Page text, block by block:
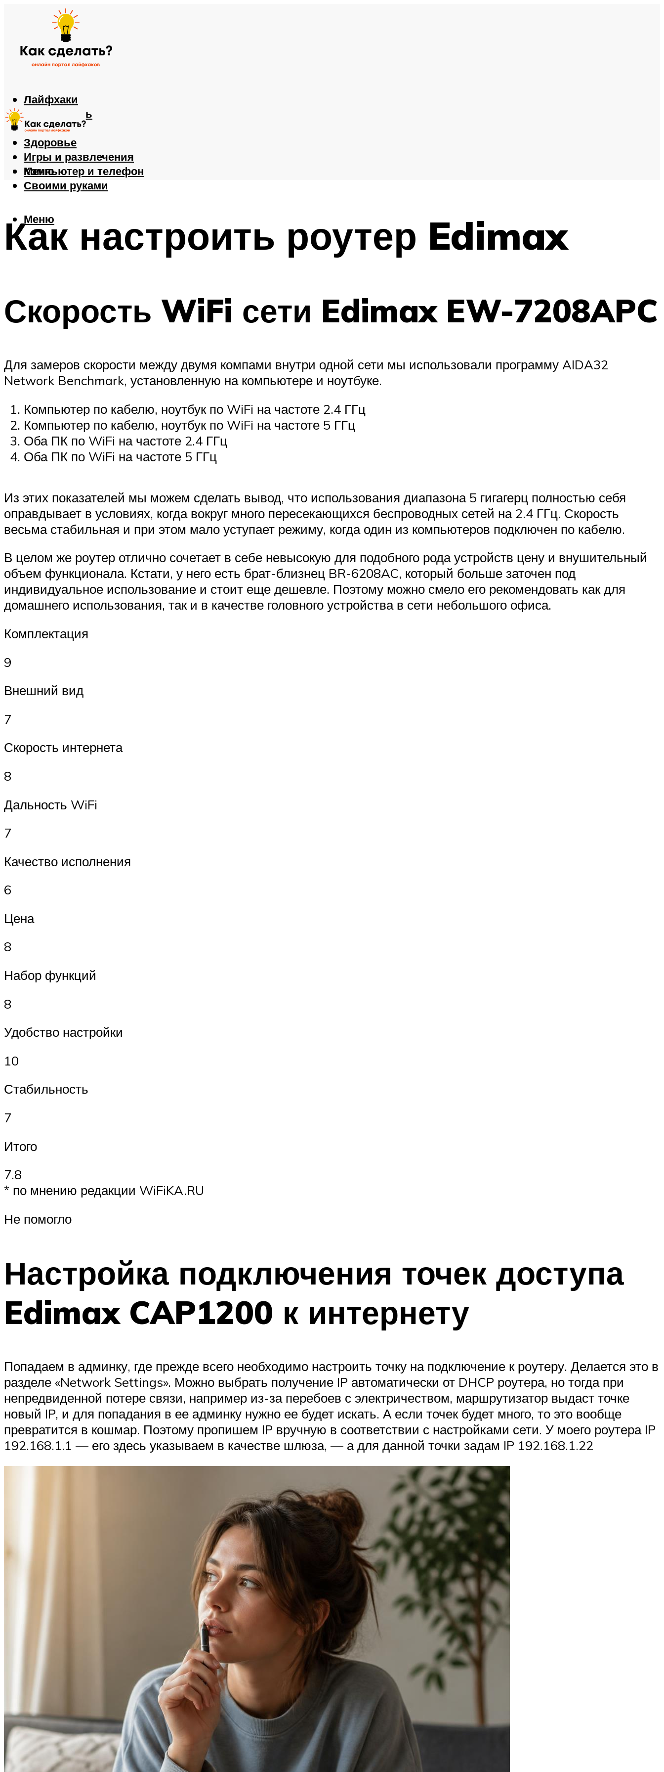
Лайфхаки
Автомобиль
Еда
Здоровье
Игры и развлечения
Компьютер и телефон
Своими руками
Меню
Меню
Как настроить роутер Edimax
Скорость WiFi сети Edimax EW-7208APC
Для замеров скорости между двумя компами внутри одной сети мы использовали программу AIDA32
Network Benchmark, установленную на компьютере и ноутбуке.
Компьютер по кабелю, ноутбук по WiFi на частоте 2.4 ГГц
Компьютер по кабелю, ноутбук по WiFi на частоте 5 ГГц
Оба ПК по WiFi на частоте 2.4 ГГц
Оба ПК по WiFi на частоте 5 ГГц
Из этих показателей мы можем сделать вывод, что использования диапазона 5 гигагерц полностью себя
оправдывает в условиях, когда вокруг много пересекающихся беспроводных сетей на 2.4 ГГц. Скорость
весьма стабильная и при этом мало уступает режиму, когда один из компьютеров подключен по кабелю.
В целом же роутер отлично сочетает в себе невысокую для подобного рода устройств цену и внушительный
объем функционала. Кстати, у него есть брат-близнец BR-6208AC, который больше заточен под
индивидуальное использование и стоит еще дешевле. Поэтому можно смело его рекомендовать как для
домашнего использования, так и в качестве головного устройства в сети небольшого офиса.
Комплектация
9
Внешний вид
7
Скорость интернета
8
Дальность WiFi
7
Качество исполнения
6
Цена
8
Набор функций
8
Удобство настройки
10
Стабильность
7
Итого
7.8
* по мнению редакции WiFiKA.RU
Не помогло
Настройка подключения точек доступа
Edimax CAP1200 к интернету
Попадаем в админку, где прежде всего необходимо настроить точку на подключение к роутеру. Делается это в
разделе «Network Settings». Можно выбрать получение IP автоматически от DHCP роутера, но тогда при
непредвиденной потере связи, например из-за перебоев с электричеством, маршрутизатор выдаст точке
новый IP, и для попадания в ее админку нужно ее будет искать. А если точек будет много, то это вообще
превратится в кошмар. Поэтому пропишем IP вручную в соответствии с настройками сети. У моего роутера IP
192.168.1.1 — его здесь указываем в качестве шлюза, — а для данной точки задам IP 192.168.1.22